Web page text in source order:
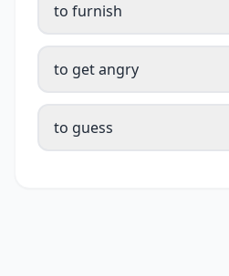
to furnish
to get angry
to guess